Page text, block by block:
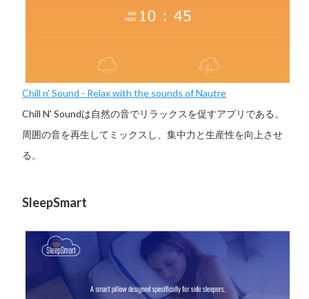
Chill n' Sound - Relax with the sounds of Nautre
Chill N' Soundは自然の音でリラックスを促すアプリである。
周囲の音を再生してミックスし、集中力と生産性を向上させ
る。
SleepSmart